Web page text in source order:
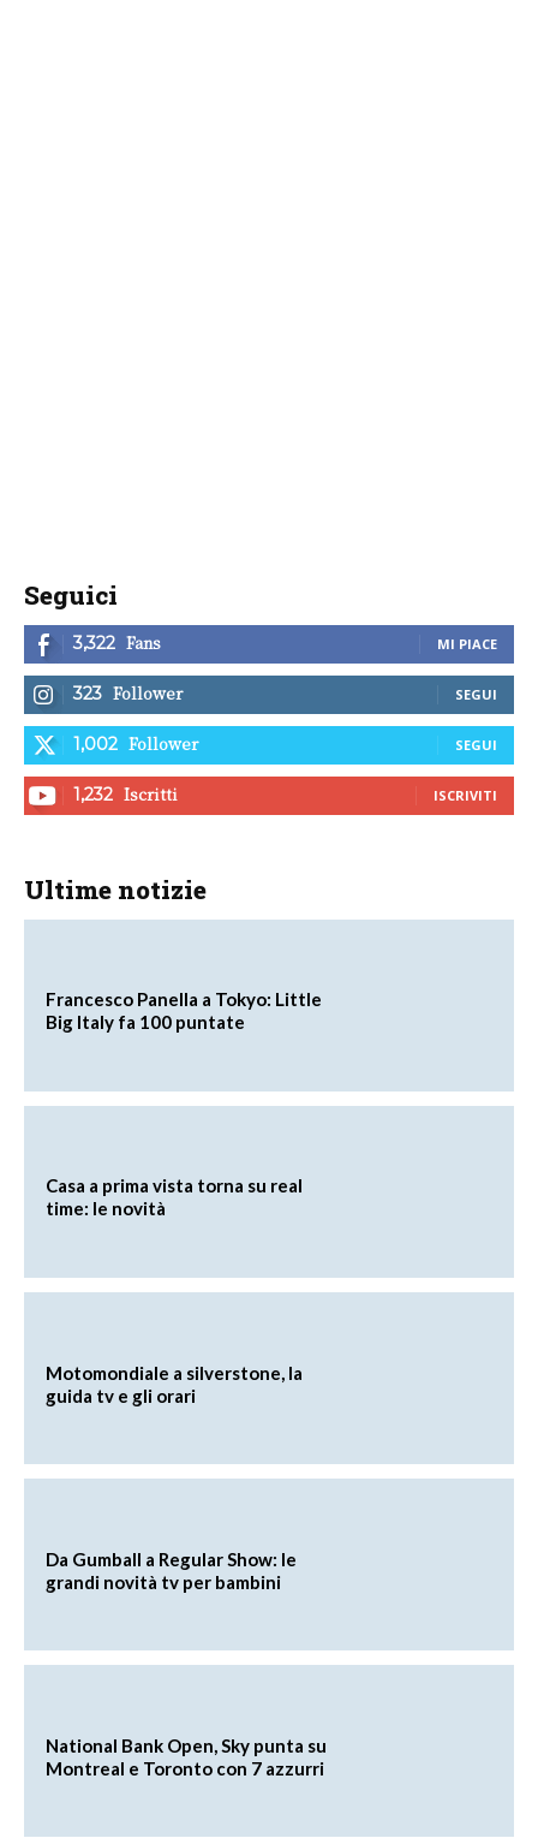
Seguici
3,322 Fans MI PIACE
323 Follower SEGUI
1,002 Follower SEGUI
1,232 Iscritti ISCRIVITI
Ultime notizie
Francesco Panella a Tokyo: Little
Big Italy fa 100 puntate
Casa a prima vista torna su real
time: le novità
Motomondiale a silverstone, la
guida tv e gli orari
Da Gumball a Regular Show: le
grandi novità tv per bambini
National Bank Open, Sky punta su
Montreal e Toronto con 7 azzurri